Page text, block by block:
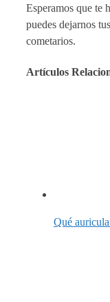
Esperamos que te
puedes dejarnos
cometarios.
Artículos
Qué